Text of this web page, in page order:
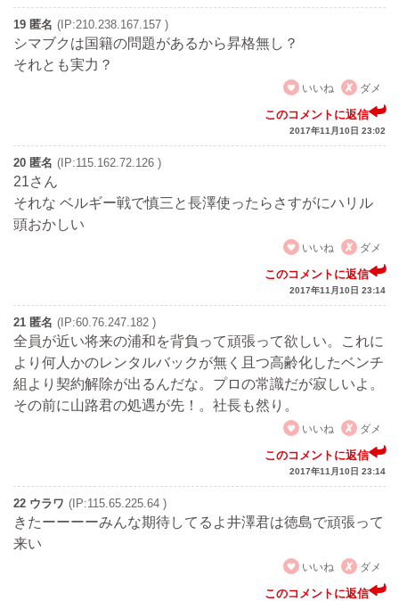
19 匿名 (IP:210.238.167.157 )
シマブクは国籍の問題があるから昇格無し？
それとも実力？
いいね
ダメ
このコメントに返信
2017年11月10日 23:02
20 匿名 (IP:115.162.72.126 )
21さん
それな ベルギー戦で慎三と長澤使ったらさすがにハリル
頭おかしい
いいね
ダメ
このコメントに返信
2017年11月10日 23:14
21 匿名 (IP:60.76.247.182 )
全員が近い将来の浦和を背負って頑張って欲しい。これに
より何人かのレンタルバックが無く且つ高齢化したベンチ
組より契約解除が出るんだな。プロの常識だが寂しいよ。
その前に山路君の処遇が先！。社長も然り。
いいね
ダメ
このコメントに返信
2017年11月10日 23:14
22 ウラワ (IP:115.65.225.64 )
きたーーーーみんな期待してるよ井澤君は徳島で頑張って
来い
いいね
ダメ
このコメントに返信